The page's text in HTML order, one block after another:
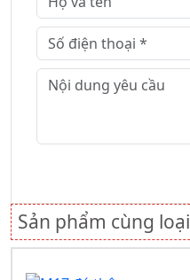
Sản phẩm cùng loại